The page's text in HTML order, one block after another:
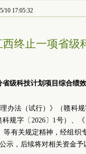
10 17:05:32
西终止一项省级
省级科技计划项目综合绩
办法（试行）》（赣科
规字〔2026〕1号）、
等有关规定精神，经组
示，后续将对相关资金予